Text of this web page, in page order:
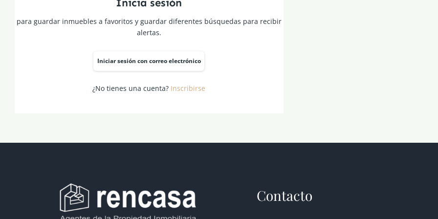
para guardar inmuebles a favoritos y guardar diferentes búsquedas para recibir
alertas.
Iniciar sesión con correo electrónico
¿No tienes una cuenta? Inscribirse
Contacto